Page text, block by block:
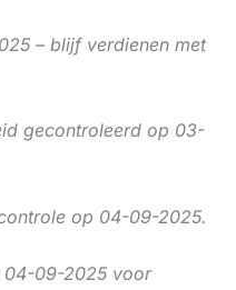
– blijf verdienen met
gecontroleerd op 03-
op 04-09-2025.
04-09-2025 voor